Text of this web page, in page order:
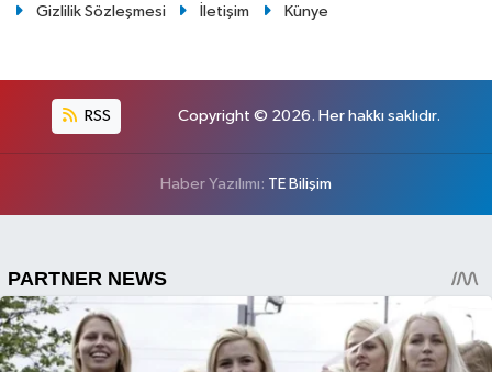
Gizlilik Sözleşmesi İletişim Künye
RSS Copyright © 2026. Her hakkı saklıdır.
Haber Yazılımı: TE Bilişim